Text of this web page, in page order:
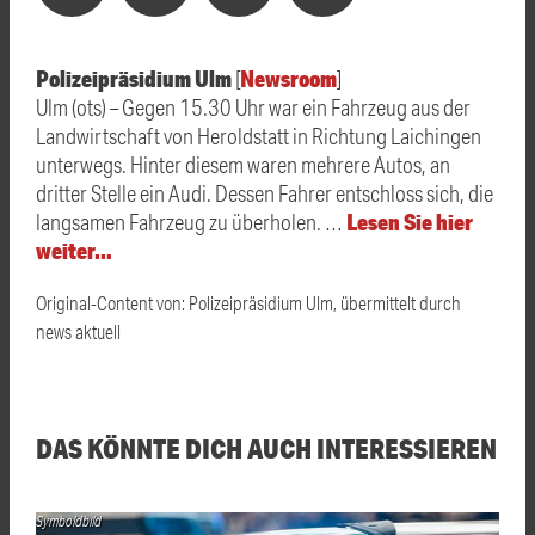
Polizeipräsidium Ulm[Newsroom]
Ulm (ots) – Gegen 15.30 Uhr war ein Fahrzeug aus der
Landwirtschaft von Heroldstatt in Richtung Laichingen
unterwegs. Hinter diesem waren mehrere Autos, an
dritter Stelle ein Audi. Dessen Fahrer entschloss sich, die
langsamen Fahrzeug zu überholen. … Lesen Sie hier
weiter…
Original-Content von: Polizeipräsidium Ulm, übermittelt durch
news aktuell
DAS KÖNNTE DICH AUCH INTERESSIEREN
Symboldbild